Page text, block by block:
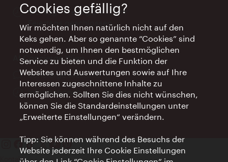
Öffnungszeiten:
Montag - Freitag 9 – 17 Uhr
Feiertags geschlossen
AI Concierge Wien
Ort:
concierge.wien.info
Öffnungszeiten:
Informationen rund um die Uhr
Kontakt
Cookies gefällig?
Wir möchten Ihnen natürlich nicht auf den
Keks gehen. Aber so genannte “Cookies” sind
notwendig, um Ihnen den bestmöglichen
Service zu bieten und die Funktion der
Websites und Auswertungen sowie auf Ihre
Interessen zugeschnittene Inhalte zu
ermöglichen. Sollten Sie dies nicht wünschen,
können Sie die Standardeinstellungen unter
„Erweiterte Einstellungen“ verändern.
Tipp: Sie können während des Besuchs der
Website jederzeit Ihre Cookie Einstellungen